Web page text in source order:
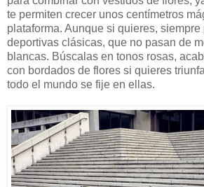
te permiten crecer unos centímetros
plataforma. Aunque si quieres,
deportivas clásicas, que no pasan de
blancas. Búscalas en tonos rosas,
con bordados de flores si quieres
todo el mundo se fije en ellas.